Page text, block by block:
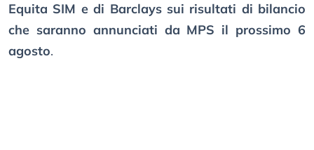
Equita SIM e di Barclays sui risultati di bilancio
che saranno annunciati da MPS il prossimo 6
agosto.